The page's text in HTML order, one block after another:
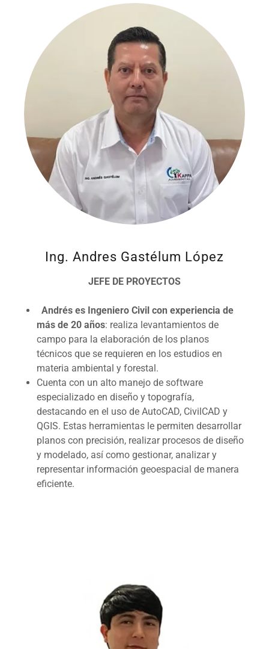
Ing. Andres Gastélum López
JEFE DE PROYECTOS
Andrés es Ingeniero Civil con experiencia de
más de 20 años: realiza levantamientos de
campo para la elaboración de los planos
técnicos que se requieren en los estudios en
materia ambiental y forestal.
Cuenta con un alto manejo de software
especializado en diseño y topografía,
destacando en el uso de AutoCAD, CivilCAD y
QGIS. Estas herramientas le permiten desarrollar
planos con precisión, realizar procesos de diseño
y modelado, así como gestionar, analizar y
representar información geoespacial de manera
eficiente.